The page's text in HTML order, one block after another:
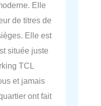
Elle
de titres de
Elle est
située juste
TCL
et jamais
ont fait